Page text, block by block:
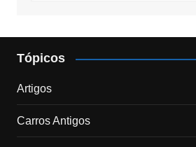
Tópicos
Artigos
Carros Antigos